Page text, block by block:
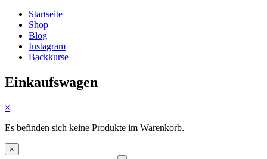
Startseite
Shop
Blog
Instagram
Backkurse
Einkaufswagen
×
Es befinden sich keine Produkte im Warenkorb.
×